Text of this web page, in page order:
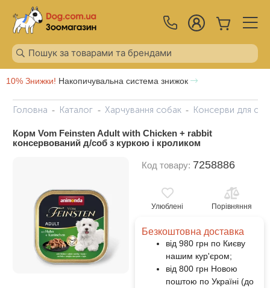
10% Знижки! Накопичувальна система знижок
Головна Каталог Харчування собак Консерви для
Корм Vom Feinsten Adult with Chicken + rabbit
консервований д/соб з куркою і кроликом
Код товару: 7258886
Улюблені Порівняння
Безкоштовна доставка
від 980 грн по Києву
нашим кур'єром;
від 800 грн Новою
поштою по Україні (до